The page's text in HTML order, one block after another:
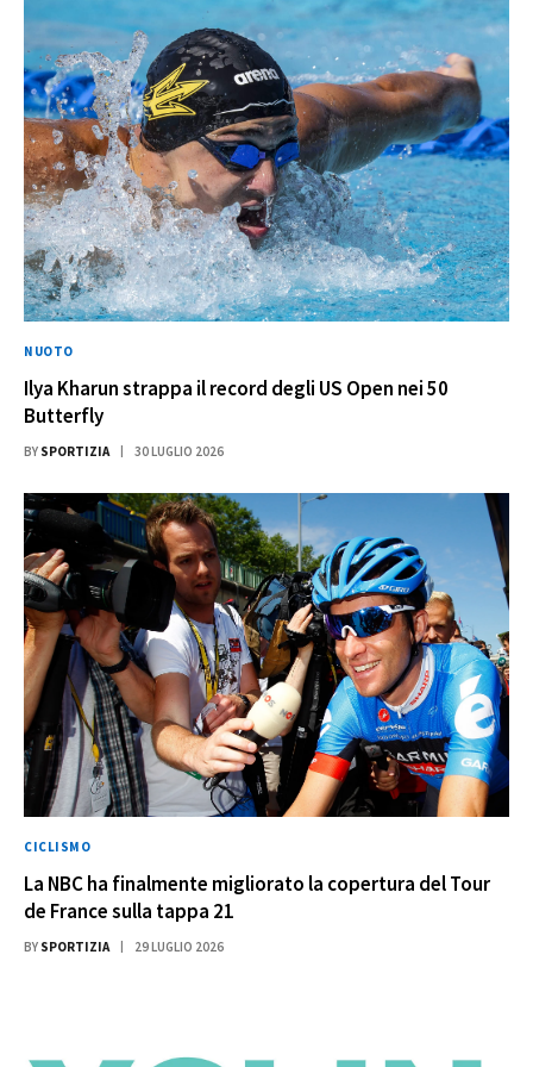
NUOTO
Ilya Kharun strappa il record degli US Open nei 50
Butterfly
BY SPORTIZIA 30 LUGLIO 2026
CICLISMO
La NBC ha finalmente migliorato la copertura del Tour
de France sulla tappa 21
BY SPORTIZIA 29 LUGLIO 2026